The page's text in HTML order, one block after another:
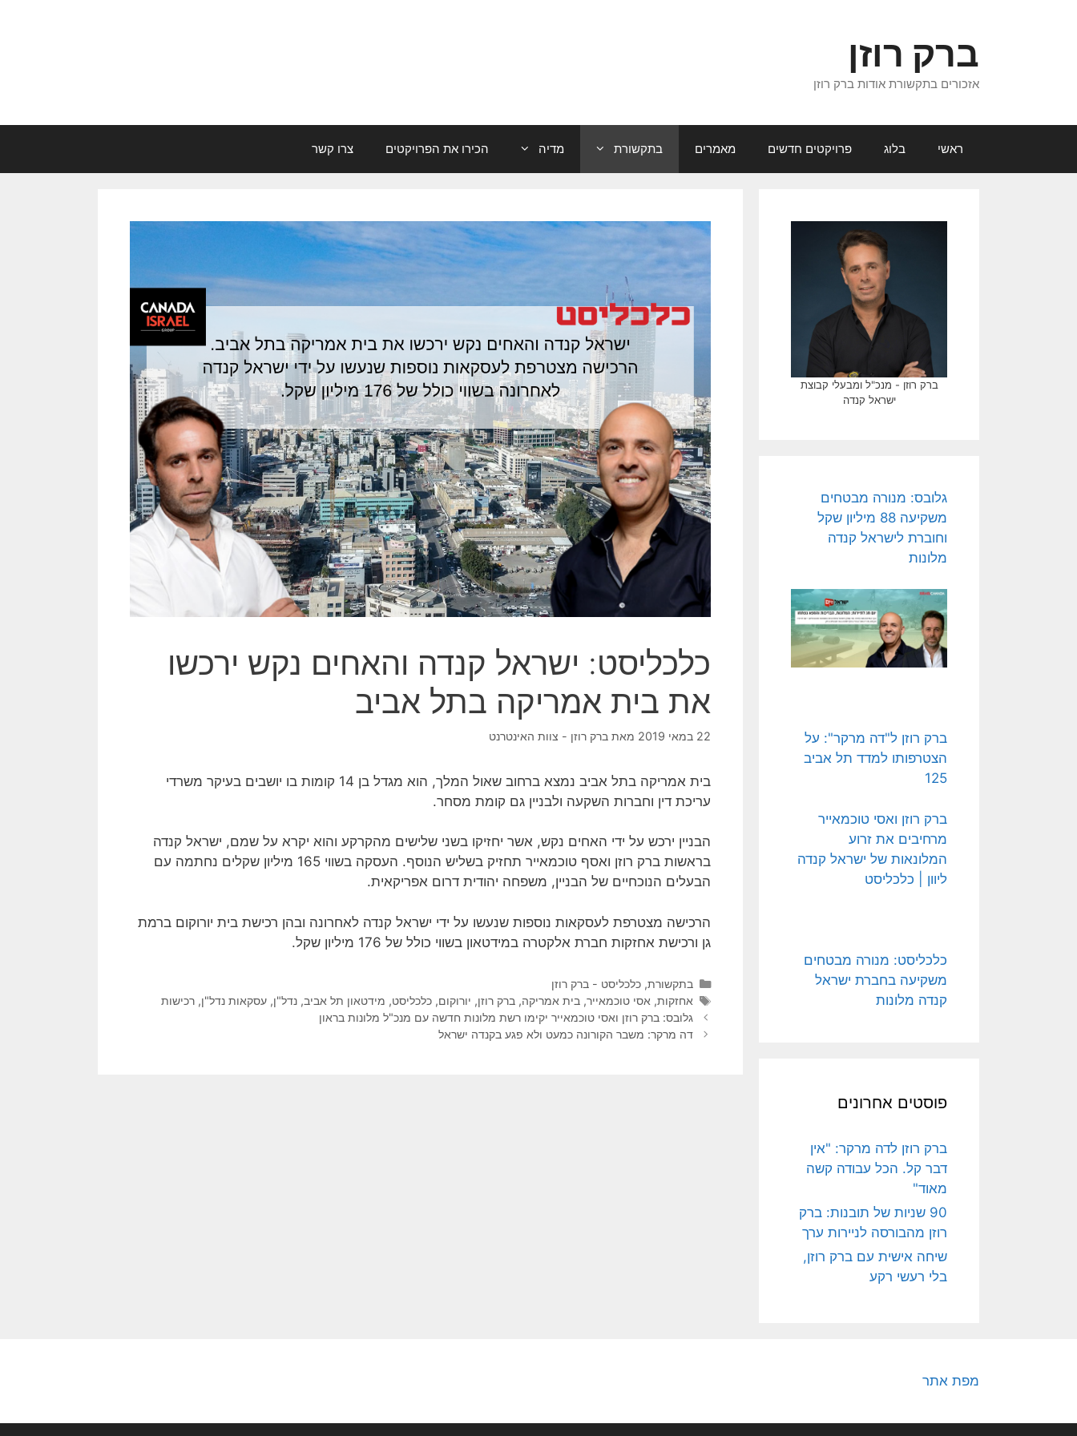
ברק רוזן
אזכורים בתקשורת אודות ברק רוזן
ראשי בלוג פרויקטים חדשים מאמרים בתקשורת מדיה הכירו את הפרויקטים צרו קשר
כלכליסט: ישראל קנדה והאחים נקש ירכשו
את בית אמריקה בתל אביב
22 במאי 2019 מאת ברק רוזן - צוות האינטרנט
בית אמריקה בתל אביב נמצא ברחוב שאול המלך, הוא מגדל בן 14 קומות בו יושבים בעיקר משרדי
עריכת דין וחברות השקעה ולבניין גם קומת מסחר.
הבניין ירכש על ידי האחים נקש, אשר יחזיקו בשני שלישים מהקרקע והוא יקרא על שמם, ישראל קנדה
בראשות ברק רוזן ואסף טוכמאייר תחזיק בשליש הנוסף. העסקה בשווי 165 מיליון שקלים נחתמה עם
הבעלים הנוכחיים של הבניין, משפחה יהודית דרום אפריקאית.
הרכישה מצטרפת לעסקאות נוספות שנעשו על ידי ישראל קנדה לאחרונה ובהן רכישת בית יורוקום ברמת
גן ורכישת אחזקות חברת אלקטרה במידטאון בשווי כולל של 176 מיליון שקל.
קטגוריות
בתקשורת, כלכליסט - ברק רוזן
תגיות
אחזקות, אסי טוכמאייר, בית אמריקה, ברק רוזן, יורוקום, כלכליסט, מידטאון תל אביב, נדל"ן, עסקאות נדל"ן, רכישות
גלובס: ברק רוזן ואסי טוכמאייר יקימו רשת מלונות חדשה עם מנכ"ל מלונות בראון
דה מרקר: משבר הקורונה כמעט ולא פגע בקנדה ישראל
ברק רוזן - מנכ"ל ומבעלי קבוצת
ישראל קנדה
גלובס: מנורה מבטחים
משקיעה 88 מיליון שקל
וחוברת לישראל קנדה
מלונות
ברק רוזן ל"דה מרקר": על
הצטרפותו למדד תל אביב
125
ברק רוזן ואסי טוכמאייר
מרחיבים את זרוע
המלונאות של ישראל קנדה
ליוון | כלכליסט
כלכליסט: מנורה מבטחים
משקיעה בחברת ישראל
קנדה מלונות
פוסטים אחרונים
ברק רוזן לדה מרקר: "אין
דבר קל. הכל עבודה קשה
מאוד"
90 שניות של תובנות: ברק
רוזן מהבורסה לניירות ערך
שיחה אישית עם ברק רוזן,
בלי רעשי רקע
מפת אתר